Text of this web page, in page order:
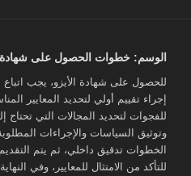
الوسم: خطوات الحصول على شهادة
للحصول على شهادة الأيزو، يجب
إجراء تقييم أولي لتحديد المعايير
للفجوات لتحديد المجالات التي
وتوثيق السياسات والإجراءات المطلوبة
الخطوات تدقيق داخلي، ثم يتم
للتأكد من الامتثال للمعايير، وفي